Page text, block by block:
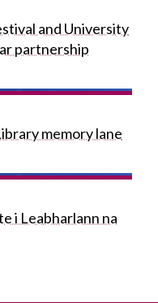
and University
partnership
memory lane
i Leabharlann na